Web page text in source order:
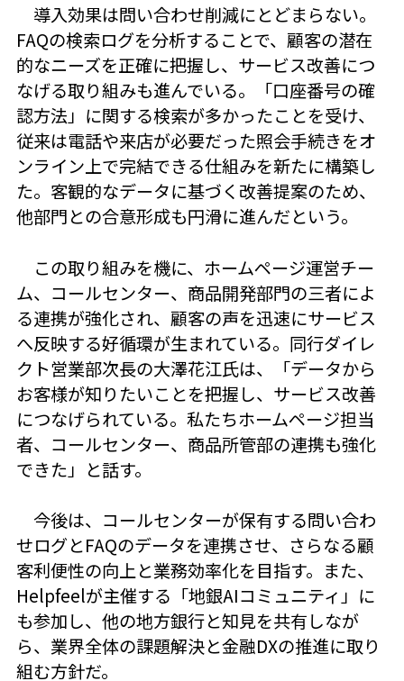
導入効果は問い合わせ削減にとどまらない。
FAQの検索ログを分析することで、顧客の潜在
的なニーズを正確に把握し、サービス改善につ
なげる取り組みも進んでいる。「口座番号の確
認方法」に関する検索が多かったことを受け、
従来は電話や来店が必要だった照会手続きをオ
ンライン上で完結できる仕組みを新たに構築し
た。客観的なデータに基づく改善提案のため、
他部門との合意形成も円滑に進んだという。
この取り組みを機に、ホームページ運営チー
ム、コールセンター、商品開発部門の三者によ
る連携が強化され、顧客の声を迅速にサービス
へ反映する好循環が生まれている。同行ダイレ
クト営業部次長の大澤花江氏は、「データから
お客様が知りたいことを把握し、サービス改善
につなげられている。私たちホームページ担当
者、コールセンター、商品所管部の連携も強化
できた」と話す。
今後は、コールセンターが保有する問い合わ
せログとFAQのデータを連携させ、さらなる顧
客利便性の向上と業務効率化を目指す。また、
Helpfeelが主催する「地銀AIコミュニティ」に
も参加し、他の地方銀行と知見を共有しなが
ら、業界全体の課題解決と金融DXの推進に取り
組む方針だ。